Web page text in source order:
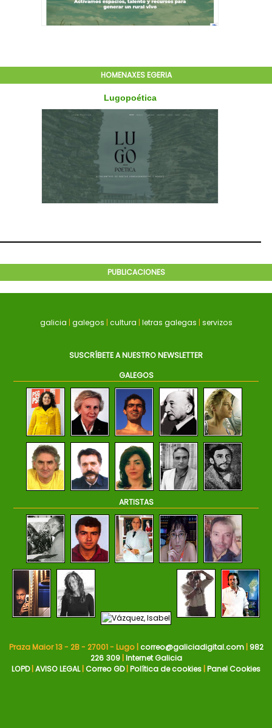
HOMENAXES EGERIA
PUBLICACIONES
galicia | galegos | cultura | letras galegas | servizos
SUSCRÍBETE A NUESTRO NEWSLETTER
GALEGOS
ARTISTAS
Praza Maior 13 - 2B - 27001 - Lugo | correo@galiciadigital.com| 982
226 309| Internet Galicia
LOPD| AVISO LEGAL| Correo GD| Política de cookies Panel Cookies